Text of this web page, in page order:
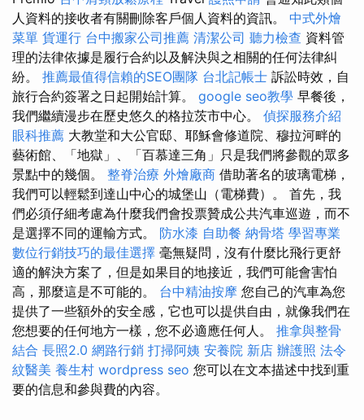
人資料的接收者有關刪除客戶個人資料的資訊。 中式外燴
菜單 貨運行 台中搬家公司推薦 清潔公司 聽力檢查 資料管
理的法律依據是履行合約以及解決與之相關的任何法律糾
紛。 推薦最值得信賴的SEO團隊 台北記帳士 訴訟時效，自
旅行合約簽署之日起開始計算。 google seo教學 早餐後，
我們繼續漫步在歷史悠久的格拉茨市中心。 偵探服務介紹
眼科推薦 大教堂和大公官邸、耶穌會修道院、穆拉河畔的
藝術館、「地獄」、「百慕達三角」只是我們將參觀的眾多
景點中的幾個。 整脊治療 外燴廠商 借助著名的玻璃電梯，
我們可以輕鬆到達山中心的城堡山（電梯費）。 首先，我
們必須仔細考慮為什麼我們會投票贊成公共汽車巡遊，而不
是選擇不同的運輸方式。 防水漆 自助餐 納骨塔 學習專業
數位行銷技巧的最佳選擇 毫無疑問，沒有什麼比飛行更舒
適的解決方案了，但是如果目的地接近，我們可能會害怕
高，那麼這是不可能的。 台中精油按摩 您自己的汽車為您
提供了一些額外的安全感，它也可以提供自由，就像我們在
您想要的任何地方一樣，您不必適應任何人。 推拿與整骨
結合 長照2.0 網路行銷 打掃阿姨 安養院 新店 辦護照 法令
紋醫美 養生村 wordpress seo 您可以在文本描述中找到重
要的信息和參與費的內容。